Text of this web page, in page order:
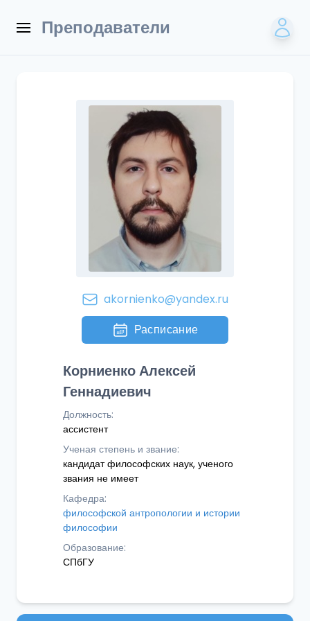
Преподаватели
akornienko@yandex.ru
Расписание
Корниенко Алексей
Геннадиевич
Должность:
ассистент
Ученая степень и звание:
кандидат философских наук, ученого
звания не имеет
Кафедра:
философской антропологии и истории
философии
Образование:
СПбГУ